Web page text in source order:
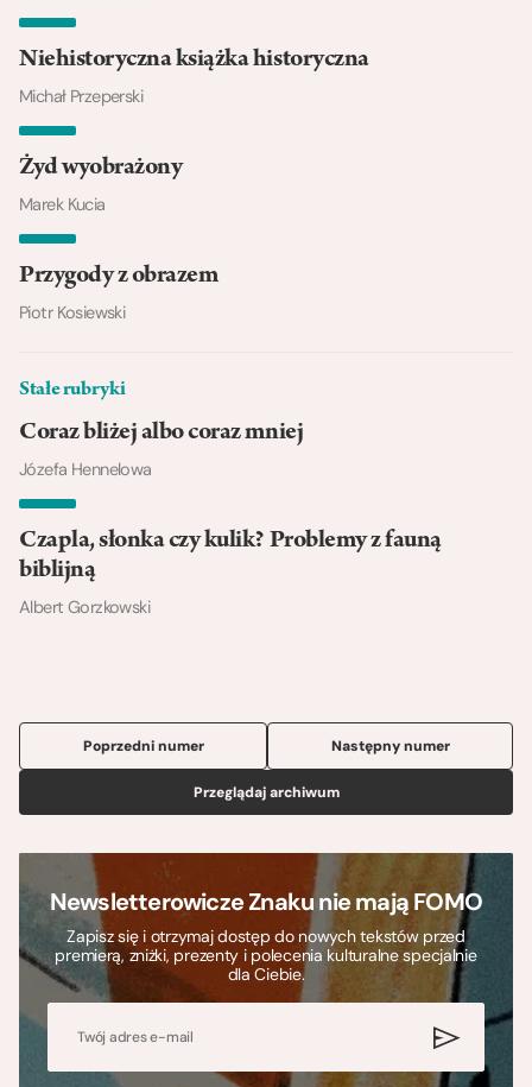
Niehistoryczna książka historyczna
Michał Przeperski
Żyd wyobrażony
Marek Kucia
Przygody z obrazem
Piotr Kosiewski
Stałe rubryki
Coraz bliżej albo coraz mniej
Józefa Hennelowa
Czapla, słonka czy kulik? Problemy z fauną
biblijną
Albert Gorzkowski
Poprzedni numer
Przeglądaj archiwum
Następny numer
Newsletterowicze Znaku nie mają FOMO
Zapisz się i otrzymaj dostęp do nowych tekstów przed
premierą, zniżki, prezenty i polecenia kulturalne specjalnie
dla Ciebie.